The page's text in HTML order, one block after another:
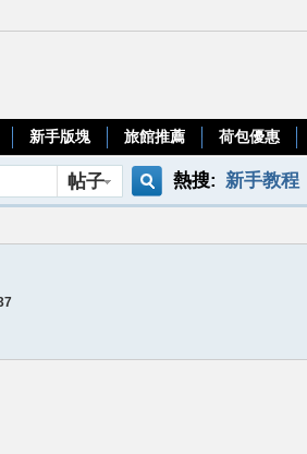
新手版塊 旅館推薦 荷包優惠
帖子 熱搜: 新手教程